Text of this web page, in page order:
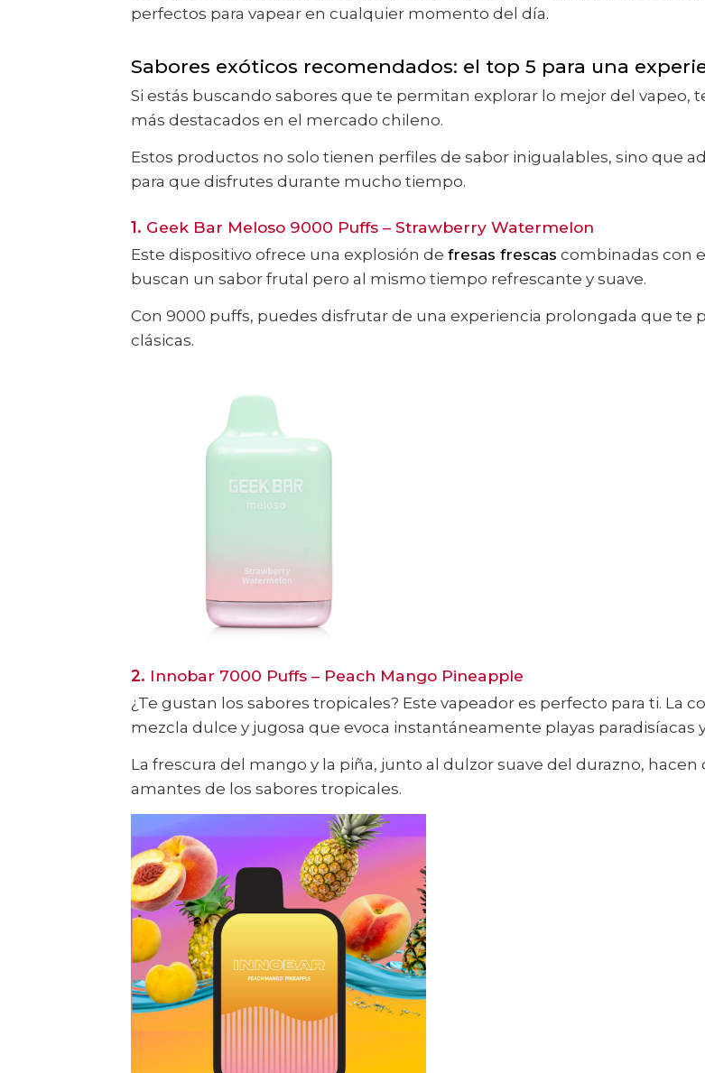
perfectos para vapear en cualquier momento del día.
Sabores exóticos recomendados: el top 5 para una
Si estás buscando sabores que te permitan explorar lo mejor del
más destacados en el mercado chileno.
Estos productos no solo tienen perfiles de sabor inigualables, sino que
para que disfrutes durante mucho tiempo.
1. Geek Bar Meloso 9000 Puffs – Strawberry Watermelon
Este dispositivo ofrece una explosión de fresas frescas combinadas con
buscan un sabor frutal pero al mismo tiempo refrescante y suave.
Con 9000 puffs, puedes disfrutar de una experiencia prolongada que te
clásicas.
2. Innobar 7000 Puffs – Peach Mango Pineapple
¿Te gustan los sabores tropicales? Este vapeador es perfecto para ti. La
mezcla dulce y jugosa que evoca instantáneamente playas paradisíacas
La frescura del mango y la piña, junto al dulzor suave del durazno,
amantes de los sabores tropicales.